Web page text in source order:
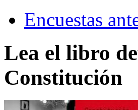
Encuestas
Lea el libro
Constitución